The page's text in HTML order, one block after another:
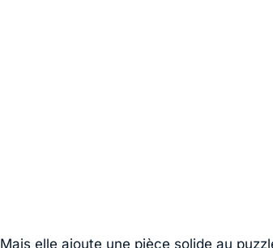
Mais elle ajoute une pièce solide au